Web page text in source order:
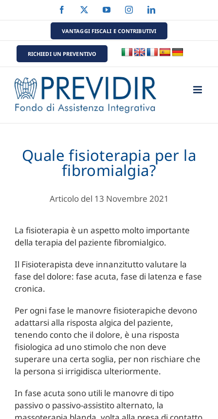
al
Facebook YouTubeInstagramLinkedIn
VANTAGGI FISCALI E CONTRIBUTIVI
RICHIEDI UN PREVENTIVO
Quale fisioterapia per la
fibromialgia?
Articolo del 13 Novembre 2021
La fisioterapia è un aspetto molto importante
della terapia del paziente fibromialgico.
Il Fisioterapista deve innanzitutto valutare la
fase del dolore: fase acuta, fase di latenza e fase
cronica.
Per ogni fase le manovre fisioterapiche devono
adattarsi alla risposta algica del paziente,
tenendo conto che il dolore, è una risposta
fisiologica ad uno stimolo che non deve
superare una certa soglia, per non rischiare che
la persona si irrigidisca ulteriormente.
In fase acuta sono utili le manovre di tipo
passivo o passivo-assistito alternato, la